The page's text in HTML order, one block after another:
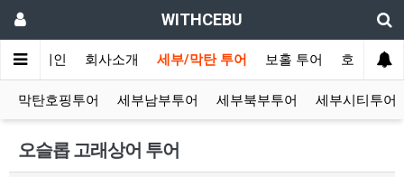
WITHCEBU
메인 회사소개 세부/막탄 투어 보홀 투어 호텔/리
막탄호핑투어 세부남부투어 세부북부투어 세부시티투어
오슬롭 고래상어 투어